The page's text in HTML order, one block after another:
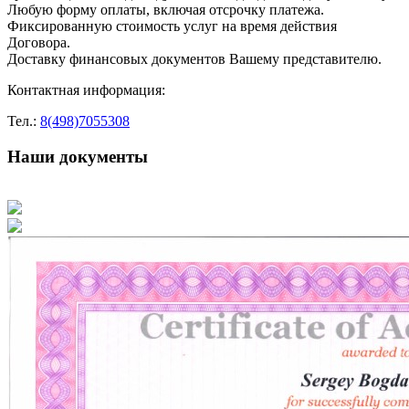
Любую форму оплаты, включая отсрочку платежа.
Фиксированную стоимость услуг на время действия
Договора.
Доставку финансовых документов Вашему представителю.
Контактная информация:
Тел.: 8(498)7055308
Наши документы